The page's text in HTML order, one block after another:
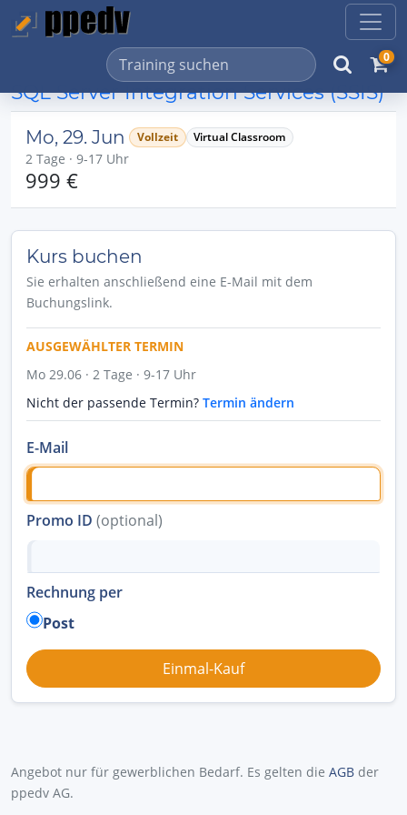
0
SQL Server Integration Services (SSIS)
Mo, 29. Jun Vollzeit Virtual Classroom
2 Tage · 9-17 Uhr
999 €
Kurs buchen
Sie erhalten anschließend eine E-Mail mit dem
Buchungslink.
AUSGEWÄHLTER TERMIN
Mo 29.06 · 2 Tage · 9-17 Uhr
Nicht der passende Termin? Termin ändern
E-Mail
Promo ID (optional)
Rechnung per
Post
Angebot nur für gewerblichen Bedarf. Es gelten die AGB der
ppedv AG.